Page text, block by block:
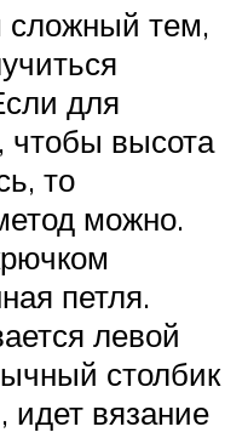
сложный тем,
для
чтобы высота
то
можно.
петля.
левой
столбик
идет вязание